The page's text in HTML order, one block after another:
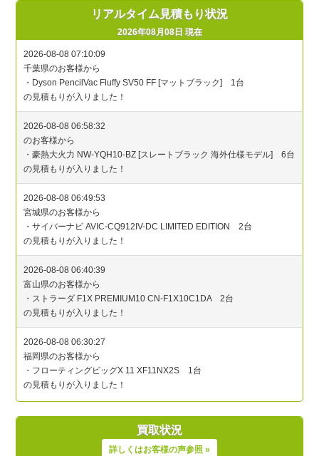
リアルタイム見積もり状況
2026年08月08日 現在
買取状況
詳しくはお客様の声参照 »